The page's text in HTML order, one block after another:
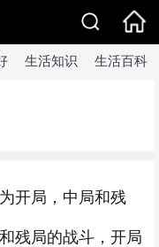
生活知识 生活百科
开局，中局和残
残局的战斗，开局